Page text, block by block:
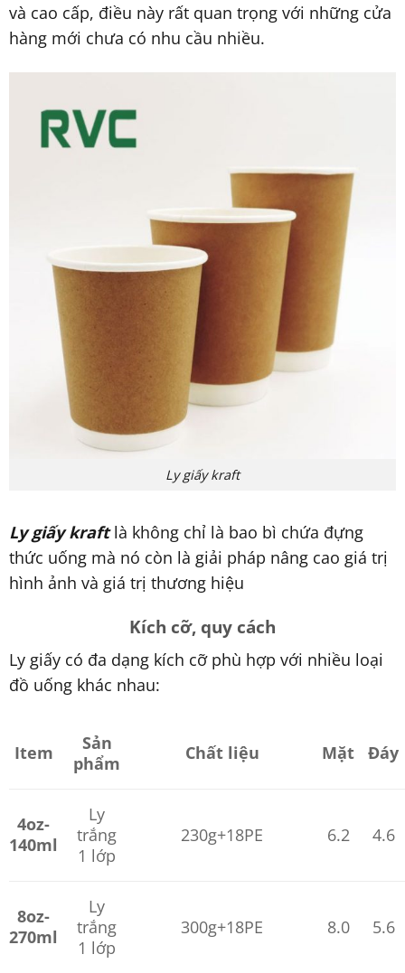
và cao cấp, điều này rất quan trọng với những cửa
hàng mới chưa có nhu cầu nhiều.
Ly giấy kraft
Ly giấy kraftlà không chỉ là bao bì chứa đựng
thức uống mà nó còn là giải pháp nâng cao giá trị
hình ảnh và giá trị thương hiệu
Kích cỡ, quy cách
Ly giấy có đa dạng kích cỡ phù hợp với nhiều loại
đồ uống khác nhau:
Item
Sản
phẩm
Chất liệu Mặt Đáy
4oz-
140ml
Ly
trắng
1 lớp
230g+18PE 6.2 4.6
8oz-
270ml
Ly
trắng
1 lớp
300g+18PE 8.0 5.6